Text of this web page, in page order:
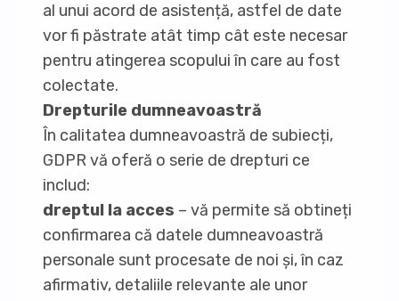
al unui acord de asistență, astfel de date
vor fi păstrate atât timp cât este necesar
pentru atingerea scopului în care au fost
colectate.
Drepturile dumneavoastră
În calitatea dumneavoastră de subiecți,
GDPR vă oferă o serie de drepturi ce
includ:
dreptul la acces – vă permite să obtineți
confirmarea că datele dumneavoastră
personale sunt procesate de noi și, în caz
afirmativ, detaliile relevante ale unor